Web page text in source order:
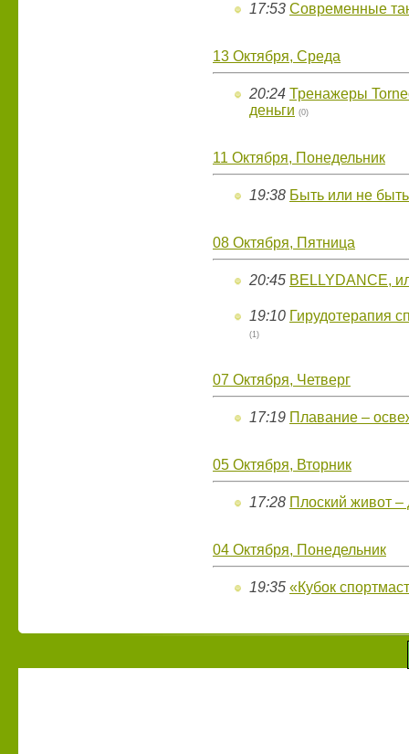
17:53 Cовременные
13 Октября, Среда
20:24 Тренажеры
деньги (0)
11 Октября, Понедельник
19:38 Быть или не
08 Октября, Пятница
20:45 BELLYDANCE,
19:10 Гирудотерапия
(1)
07 Октября, Четверг
17:19 Плавание –
05 Октября, Вторник
17:28 Плоский живот
04 Октября, Понедельник
19:35 «Кубок